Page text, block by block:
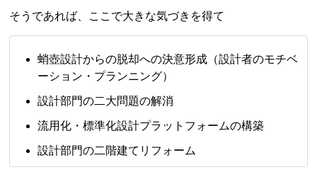
そうであれば、ここで大きな気づきを得て
蛸壺設計からの脱却への決意形成（設計者のモチベ
ーション・プランニング）
設計部門の二大問題の解消
流用化・標準化設計プラットフォームの構築
設計部門の二階建てリフォーム